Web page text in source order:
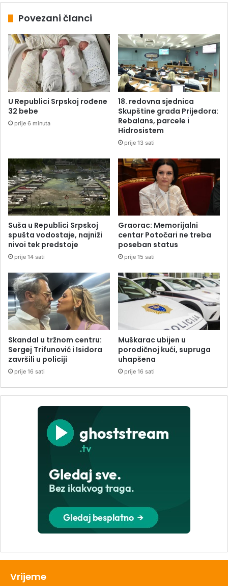
Povezani članci
U Republici Srpskoj rođene
32 bebe
prije 6 minuta
18. redovna sjednica
Skupštine grada Prijedora:
Rebalans, parcele i
Hidrosistem
prije 13 sati
Suša u Republici Srpskoj
spušta vodostaje, najniži
nivoi tek predstoje
prije 14 sati
Graorac: Memorijalni
centar Potočari ne treba
poseban status
prije 15 sati
Skandal u tržnom centru:
Sergej Trifunović i Isidora
završili u policiji
prije 16 sati
Muškarac ubijen u
porodičnoj kući, supruga
uhapšena
prije 16 sati
Vrijeme